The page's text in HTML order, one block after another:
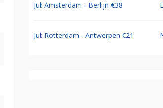
Jul: Amsterdam - Berlijn €38
Jul: Rotterdam - Antwerpen €21